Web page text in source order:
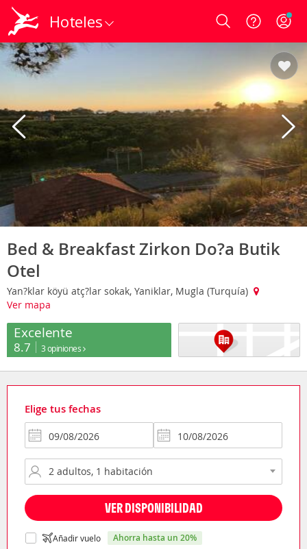
Hoteles Login
Bed & Breakfast Zirkon Do?a Butik
Otel
Yan?klar köyü atç?lar sokak, Yaniklar, Mugla (Turquía)
Ver mapa
Excelente
8.7 3 opiniones
Elige tus fechas
VER DISPONIBILIDAD
Añadir vuelo ahorra hasta un 20%